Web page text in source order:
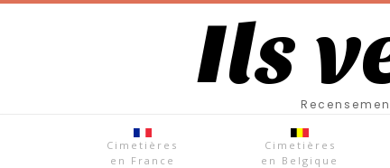
Ils
Cimetières
en France
Cimetières
en Belgique